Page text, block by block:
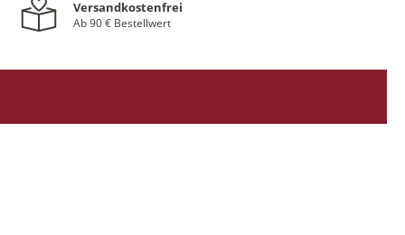
Versandkostenfrei
Ab 90 € Bestellwert